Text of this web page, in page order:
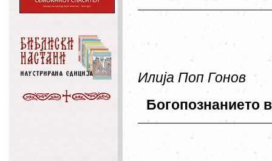
Илија Поп Гонов
Богопознанието